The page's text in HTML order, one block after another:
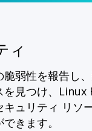
ィ
脆弱性を報告し
を見つけ、
ュリティ リソ
きます。